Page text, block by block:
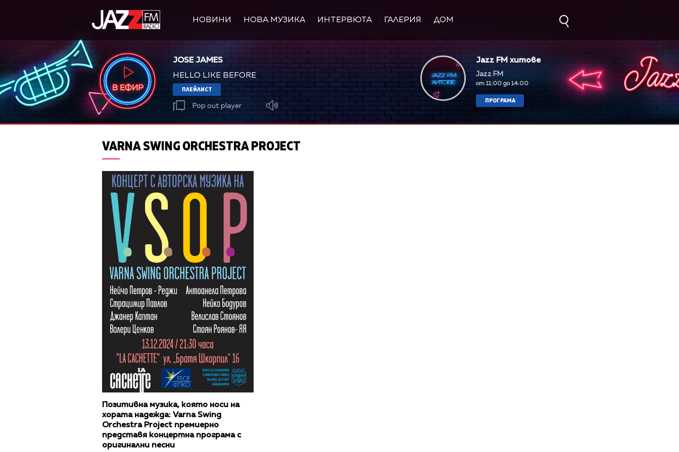
НОВИНИ НОВА МУЗИКА ИНТЕРВЮТА ГАЛЕРИЯ ДОМ
JOSE JAMES
HELLO LIKE BEFORE
ПЛЕЙЛИСТ
Pop out player
Jazz FM хитове
Jazz FM
от 11:00 до 14:00
ПРОГРАМА
VARNA SWING ORCHESTRA PROJECT
Позитивна музика, която носи на
хората надежда: Varna Swing
Orchestra Project премиерно
представя концертна програма с
оригинални песни